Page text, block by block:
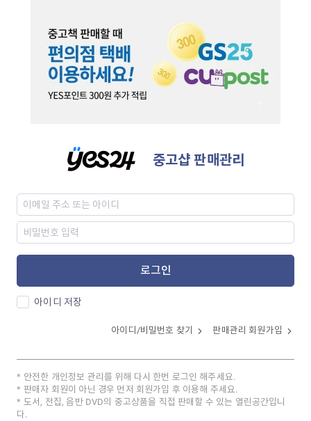
중고샵 판매관리
로그인
아이디 저장
아이디/비밀번호 찾기 판매관리 회원가입
안전한 개인정보 관리를 위해 다시 한번 로그인 해주세요.
판매자 회원이 아닌 경우 먼저 회원가입 후 이용해 주세요.
도서, 전집, 음반 DVD의 중고상품을 직접 판매할 수 있는 열린공간입니
다.